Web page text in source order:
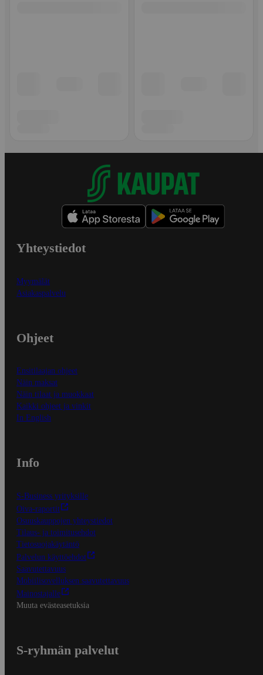
Yhteystiedot
Myymälät
Asiakaspalvelu
Ohjeet
Ensitilaajan ohjeet
Näin maksat
Näin tilaat ja muokkaat
Kaikki ohjeet ja vinkit
In English
Info
S-Business yrityksille
Oiva-raportit
Osuuskauppojen yhteystiedot
Tilaus- ja toimitusehdot
Tietosuojakäytäntö
Palvelun käyttöehdot
Saavutettavuus
Mobiilisovelluksen saavutettavuus
Mainostajalle
Muuta evästeasetuksia
S-ryhmän palvelut